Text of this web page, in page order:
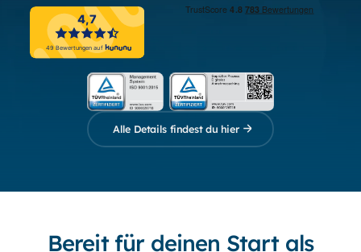
Alle Details findest du hier
Bereit für deinen Start als